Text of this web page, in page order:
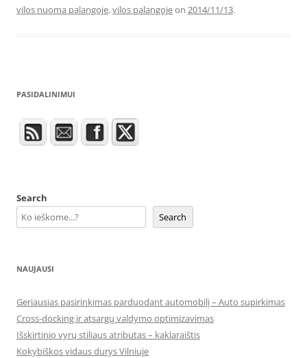
vilos nuoma palangoje,vilos palangojeon 2014/11/13.
PASIDALINIMUI
Search
Search
NAUJAUSI
Geriausias pasirinkimas parduodant automobilį – Auto supirkimas
Cross-docking ir atsargų valdymo optimizavimas
Išskirtinio vyrų stiliaus atributas – kaklaraištis
Kokybiškos vidaus durys Vilniuje